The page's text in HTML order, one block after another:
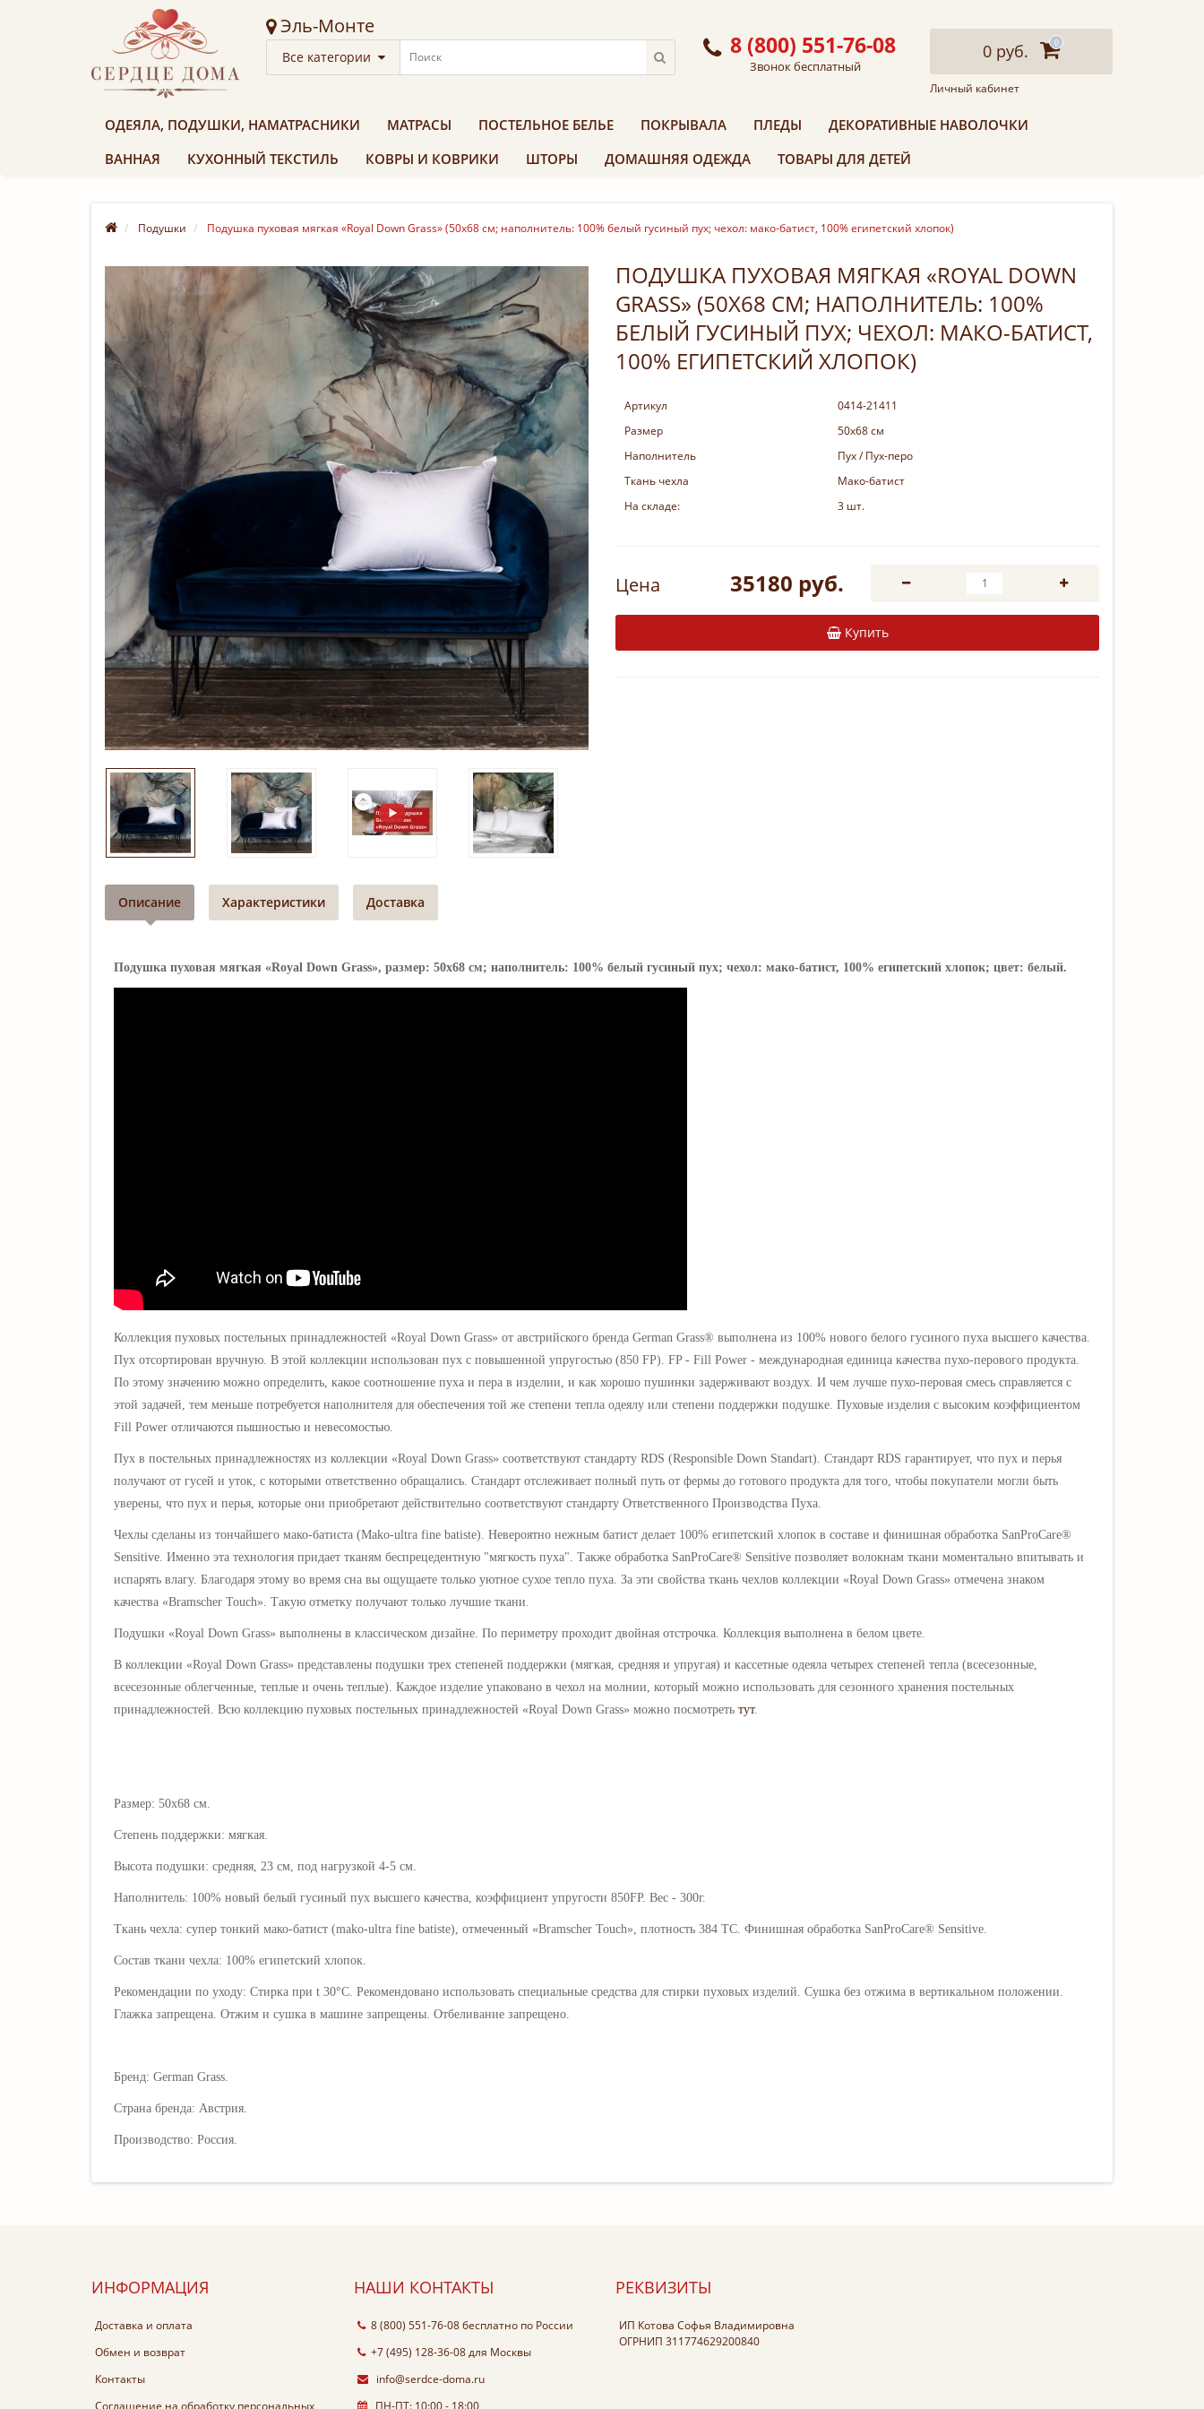
Эль-Монте
Все категории 8 (800) 551-76-08
Звонок бесплатный
0 руб. 0
Личный кабинет
ОДЕЯЛА, ПОДУШКИ, НАМАТРАСНИКИ МАТРАСЫ ПОСТЕЛЬНОЕ БЕЛЬЕ ПОКРЫВАЛА ПЛЕДЫ
ДЕКОРАТИВНЫЕ НАВОЛОЧКИ
ВАННАЯ
КУХОННЫЙ ТЕКСТИЛЬ КОВРЫ И КОВРИКИ ШТОРЫ ДОМАШНЯЯ ОДЕЖДА ТОВАРЫ ДЛЯ ДЕТЕЙ
Подушки Подушка пуховая мягкая «Royal Down Grass» (50х68 см; наполнитель: 100% белый гусиный пух; чехол: мако-батист, 100% египетский хлопок)
ПОДУШКА ПУХОВАЯ МЯГКАЯ «ROYAL DOWN
GRASS» (50Х68 СМ; НАПОЛНИТЕЛЬ: 100%
БЕЛЫЙ ГУСИНЫЙ ПУХ; ЧЕХОЛ: МАКО-БАТИСТ,
100% ЕГИПЕТСКИЙ ХЛОПОК)
Артикул
0414-21411
Размер
50х68 см
Наполнитель
Пух / Пух-перо
Ткань чехла
Мако-батист
На складе:
3 шт.
Цена 35180 руб.
Купить
Описание Характеристики Доставка
Подушка пуховая мягкая «Royal Down Grass», размер: 50х68 см; наполнитель: 100% белый гусиный пух; чехол: мако-батист, 100% египетский хлопок; цвет: белый.
Коллекция пуховых постельных принадлежностей «Royal Down Grass» от австрийского бренда German Grass® выполнена из 100% нового белого гусиного пуха высшего качества.
Пух отсортирован вручную. В этой коллекции использован пух с повышенной упругостью (850 FP). FP - Fill Power - международная единица качества пухо-перового продукта.
По этому значению можно определить, какое соотношение пуха и пера в изделии, и как хорошо пушинки задерживают воздух. И чем лучше пухо-перовая смесь справляется с
этой задачей, тем меньше потребуется наполнителя для обеспечения той же степени тепла одеялу или степени поддержки подушке. Пуховые изделия с высоким коэффициентом
Fill Power отличаются пышностью и невесомостью.
Пух в постельных принадлежностях из коллекции «Royal Down Grass» соответствуют стандарту RDS (Responsible Down Standart). Стандарт RDS гарантирует, что пух и перья
получают от гусей и уток, с которыми ответственно обращались. Стандарт отслеживает полный путь от фермы до готового продукта для того, чтобы покупатели могли быть
уверены, что пух и перья, которые они приобретают действительно соответствуют стандарту Ответственного Производства Пуха.
Чехлы сделаны из тончайшего мако-батиста (Mako-ultra fine batiste). Невероятно нежным батист делает 100% египетский хлопок в составе и финишная обработка SanProCare®
Sensitive. Именно эта технология придает тканям беспрецедентную "мягкость пуха". Также обработка SanProCare® Sensitive позволяет волокнам ткани моментально впитывать и
испарять влагу. Благодаря этому во время сна вы ощущаете только уютное сухое тепло пуха. За эти свойства ткань чехлов коллекции «Royal Down Grass» отмечена знаком
качества «Bramscher Touch». Такую отметку получают только лучшие ткани.
Подушки «Royal Down Grass» выполнены в классическом дизайне. По периметру проходит двойная отстрочка. Коллекция выполнена в белом цвете.
В коллекции «Royal Down Grass» представлены подушки трех степеней поддержки (мягкая, средняя и упругая) и кассетные одеяла четырех степеней тепла (всесезонные,
всесезонные облегченные, теплые и очень теплые). Каждое изделие упаковано в чехол на молнии, который можно использовать для сезонного хранения постельных
принадлежностей. Всю коллекцию пуховых постельных принадлежностей «Royal Down Grass» можно посмотреть тут.
Размер: 50х68 см.
Степень поддержки: мягкая.
Высота подушки: средняя, 23 см, под нагрузкой 4-5 см.
Наполнитель: 100% новый белый гусиный пух высшего качества, коэффициент упругости 850FP. Вес - 300г.
Ткань чехла: супер тонкий мако-батист (mako-ultra fine batiste) , отмеченный «Bramscher Touch», плотность 384 ТС. Финишная обработка SanProCare® Sensitive.
Состав ткани чехла: 100% египетский хлопок
Рекомендации по уходу: Стирка при t 30°C. Рекомендовано использовать специальные средства для стирки пуховых изделий. Сушка без отжима в вертикальном положении.
Глажка запрещена. Отжим и сушка в машине запрещены. Отбеливание запрещено.
Бренд: German Grass.
Страна бренда: Австрия.
Производство: Россия.
ИНФОРМАЦИЯ
Доставка и оплата
Обмен и возврат
Контакты
Соглашение на обработку персональных
НАШИ КОНТАКТЫ
8 (800) 551-76-08бесплатно по России
+7 (495) 128-36-08для Москвы
info@serdce-doma.ru
ПН-ПТ: 10:00 - 18:00
РЕКВИЗИТЫ
ИП Котова Софья Владимировна
ОГРНИП 311774629200840